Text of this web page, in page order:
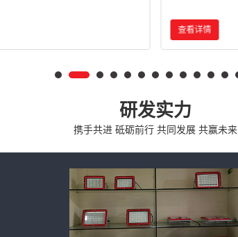
查看详情
研发实力
携手共进 砥砺前行 共同发展 共赢未来